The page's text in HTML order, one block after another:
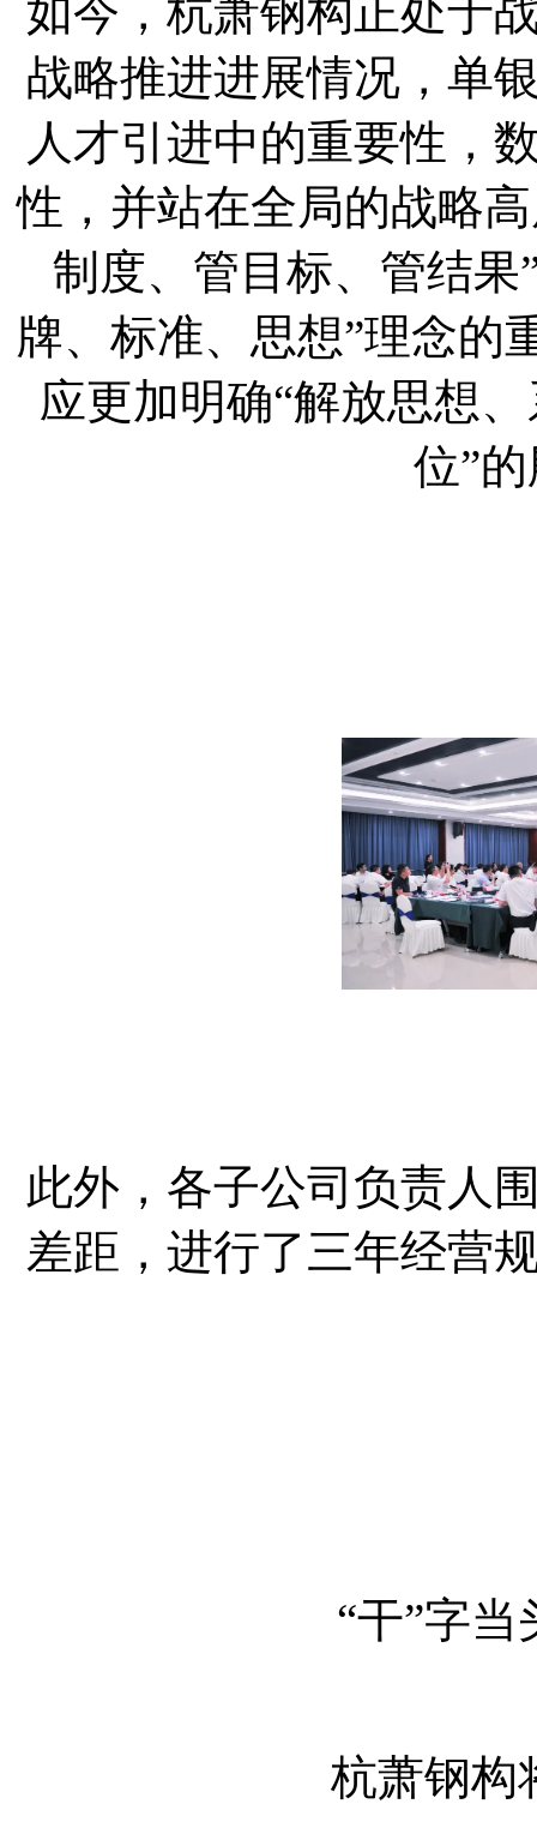
如今，杭萧钢构正处于
战略推进进展情况，单
人才引进中的重要性，
性，并站在全局的战略
制度、管目标、管结果
牌、标准、思想”理念的
应更加明确“解放思想
位”
此外，各子公司负责人
差距，进行了三年经营
“干”字当
杭萧钢构